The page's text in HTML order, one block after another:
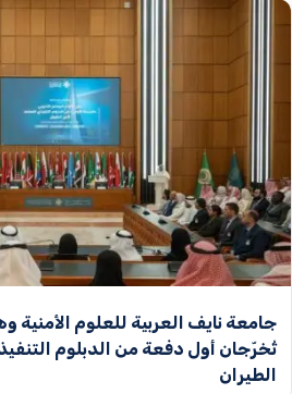
جامعة نايف العربية للعلوم الأمنية
تُخرّجان أول دفعة من الدبلوم
الطيران